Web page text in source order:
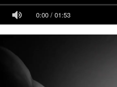
0:00 / 01:53